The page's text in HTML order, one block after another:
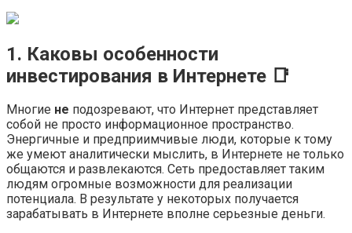
1. Каковы особенности
инвестирования в Интернете 📑
Многие не подозревают, что Интернет представляет
собой не просто информационное пространство.
Энергичные и предприимчивые люди, которые к тому
же умеют аналитически мыслить, в Интернете не только
общаются и развлекаются. Сеть предоставляет таким
людям огромные возможности для реализации
потенциала. В результате у некоторых получается
зарабатывать в Интернете вполне серьезные деньги.